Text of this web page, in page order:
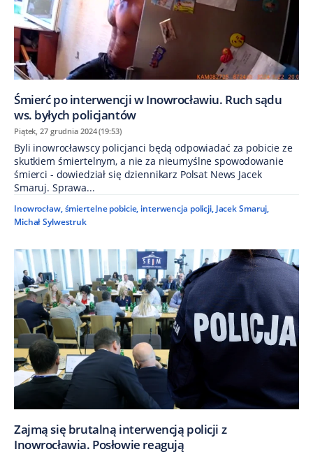
Śmierć po interwencji w Inowrocławiu. Ruch sądu
ws. byłych policjantów
Piątek, 27 grudnia 2024 (19:53)
Byli inowrocławscy policjanci będą odpowiadać za pobicie ze
skutkiem śmiertelnym, a nie za nieumyślne spowodowanie
śmierci - dowiedział się dziennikarz Polsat News Jacek
Smaruj. Sprawa...
Inowrocław,śmiertelne pobicie, interwencja policji, Jacek Smaruj,
Michał Sylwestruk
Zajmą się brutalną interwencją policji z
Inowrocławia. Posłowie reagują